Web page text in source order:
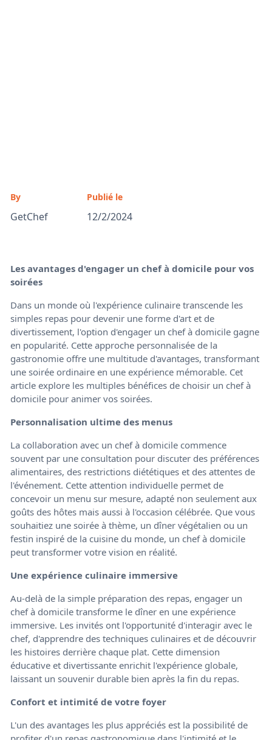
By
GetChef
Publié le
12/2/2024
Les avantages d'engager un chef à domicile pour vos
soirées
Dans un monde où l'expérience culinaire transcende les
simples repas pour devenir une forme d'art et de
divertissement, l'option d'engager un chef à domicile gagne
en popularité. Cette approche personnalisée de la
gastronomie offre une multitude d'avantages, transformant
une soirée ordinaire en une expérience mémorable. Cet
article explore les multiples bénéfices de choisir un chef à
domicile pour animer vos soirées.
Personnalisation ultime des menus
La collaboration avec un chef à domicile commence
souvent par une consultation pour discuter des préférences
alimentaires, des restrictions diététiques et des attentes de
l'événement. Cette attention individuelle permet de
concevoir un menu sur mesure, adapté non seulement aux
goûts des hôtes mais aussi à l'occasion célébrée. Que vous
souhaitiez une soirée à thème, un dîner végétalien ou un
festin inspiré de la cuisine du monde, un chef à domicile
peut transformer votre vision en réalité.
Une expérience culinaire immersive
Au-delà de la simple préparation des repas, engager un
chef à domicile transforme le dîner en une expérience
immersive. Les invités ont l'opportunité d'interagir avec le
chef, d'apprendre des techniques culinaires et de découvrir
les histoires derrière chaque plat. Cette dimension
éducative et divertissante enrichit l'expérience globale,
laissant un souvenir durable bien après la fin du repas.
Confort et intimité de votre foyer
L'un des avantages les plus appréciés est la possibilité de